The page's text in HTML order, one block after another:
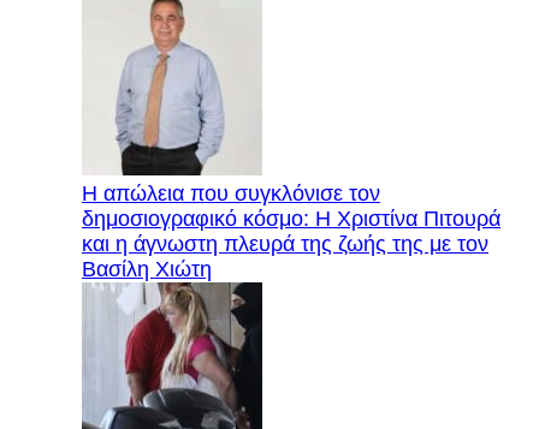
Η απώλεια που συγκλόνισε τον
δημοσιογραφικό κόσμο: Η Χριστίνα Πιτουρά
και η άγνωστη πλευρά της ζωής της με τον
Βασίλη Χιώτη